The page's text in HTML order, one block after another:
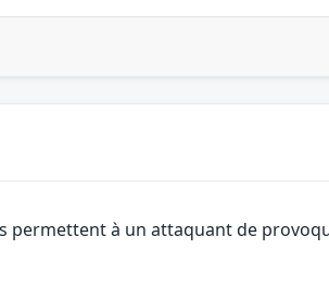
permettent à un attaquant de